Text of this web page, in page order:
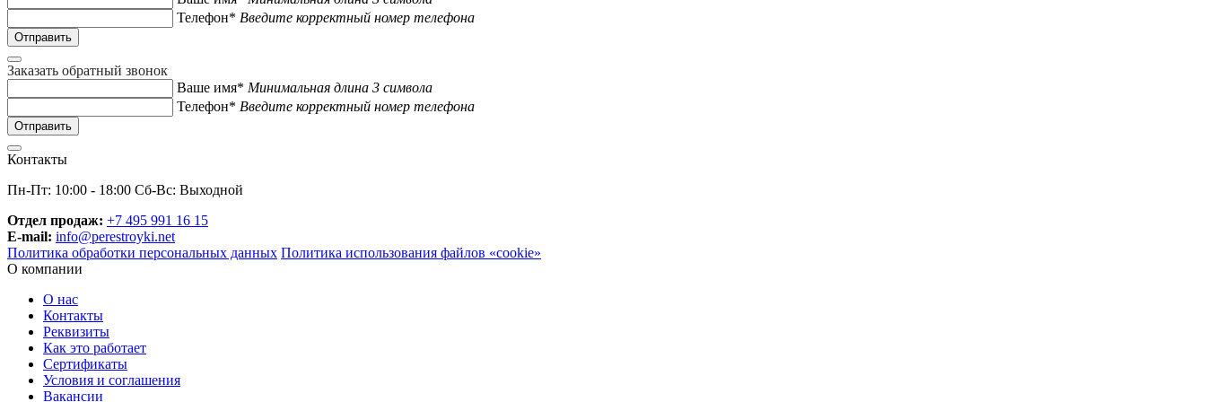
Телефон* Введите корректный номер телефона
Заказать обратный звонок
Ваше имя* Минимальная длина 3 символа
Телефон* Введите корректный номер телефона
Контакты
Пн-Пт: 10:00 - 18:00 Сб-Вс: Выходной
Отдел продаж: +7 495 991 16 15
E-mail: info@perestroyki.net
Политика обработки персональных данных Политика использования файлов «cookie»
О компании
О нас
Контакты
Реквизиты
Как это работает
Сертификаты
Условия и соглашения
Вакансии